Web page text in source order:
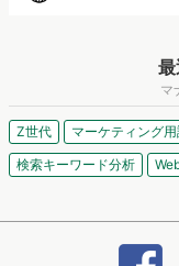
マ
Z世代 マーケティング
検索キーワード分析